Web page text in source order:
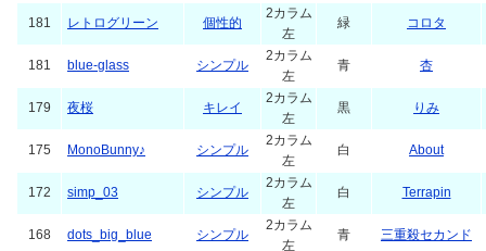
181 レトログリーン 個性的
2カラム
左
緑 コロタ
181 blue-glass シンプル
2カラム
左
青 杏
179 夜桜 キレイ
2カラム
左
黒 りみ
175 MonoBunny♪ シンプル
2カラム
左
白 About
172 simp_03 シンプル
2カラム
左
白 Terrapin
168 dots_big_blue シンプル
2カラム
左
青 三重殺セカンド